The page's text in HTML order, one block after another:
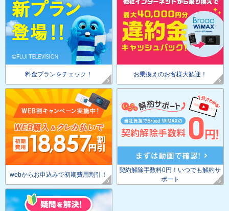
料金プランをチェック！ お乗換えのお客様大歓迎！
webからお申込みで初期費用割引！
契約解除手数料0円！いつでも解約サ
ポート